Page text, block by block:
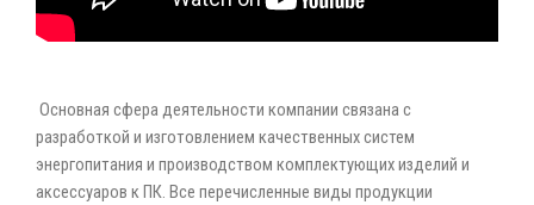
Основная сфера деятельности компании связана с
разработкой и изготовлением качественных систем
энергопитания и производством комплектующих изделий и
аксессуаров к ПК. Все перечисленные виды продукции